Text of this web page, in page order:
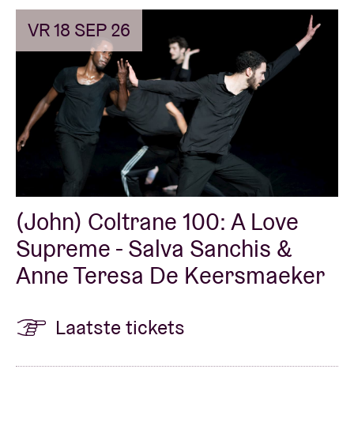
VR 18 SEP 26
(John) Coltrane 100: A Love
Supreme - Salva Sanchis &
Anne Teresa De Keersmaeker
Laatste tickets